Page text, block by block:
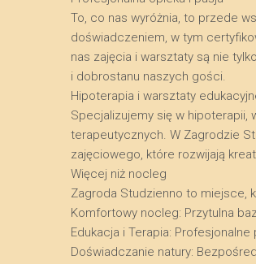
​To, co nas wyróżnia, to przede
doświadczeniem, w tym
nas zajęcia i warsztaty są nie
i dobrostanu naszych gości.
​Hipoterapia i warsztaty
​Specjalizujemy się w hipoterapii,
terapeutycznych. W Zagrodzie
zajęciowego, które rozwijają
​Więcej niż nocleg
​Zagroda Studzienno to miejsce,
​Komfortowy nocleg: Przytulna
​Edukacja i Terapia:
​Doświadczanie natury: